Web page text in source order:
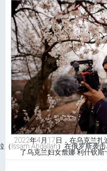
2022年4月17日，在乌克兰扎
（Issam Abdallah）在俄罗斯袭
了乌克兰妇女詹娜·利什钦